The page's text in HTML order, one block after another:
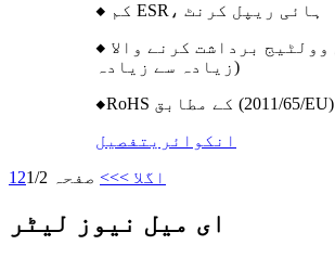
◆ کم ESR، ہائی ریپل کرنٹ
◆ ہائی وولٹیج برداشت کرنے والا (75V
زیادہ سے زیادہ)
◆RoHS کے مطابق (2011/65/EU)
انکوائری تفصیل
1 2 اگلا >>> صفحہ 1/2
ای میل نیوز لیٹر